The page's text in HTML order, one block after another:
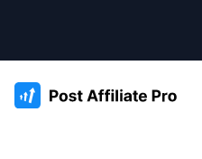
:site.title